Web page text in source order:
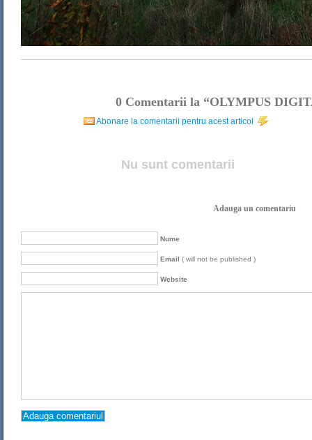
0Comentarii la “OLYMPUS
Abonare la comentarii pentru acest articol
Nu sunt comentarii
Adauga un comentariu
Nume
Email ( will not be published )
Website